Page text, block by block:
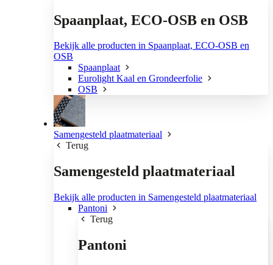
Spaanplaat, ECO-OSB en OSB
Bekijk alle producten in Spaanplaat, ECO-OSB en
OSB
Spaanplaat
Eurolight Kaal en Grondeerfolie
OSB
Samengesteld plaatmateriaal
Terug
Samengesteld plaatmateriaal
Bekijk alle producten in Samengesteld plaatmateriaal
Pantoni
Terug
Pantoni